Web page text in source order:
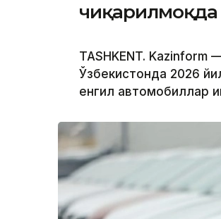
чиқарилмоқда
TASHKENT.
Ўзбекистонда 2026
енгил автомобиллар